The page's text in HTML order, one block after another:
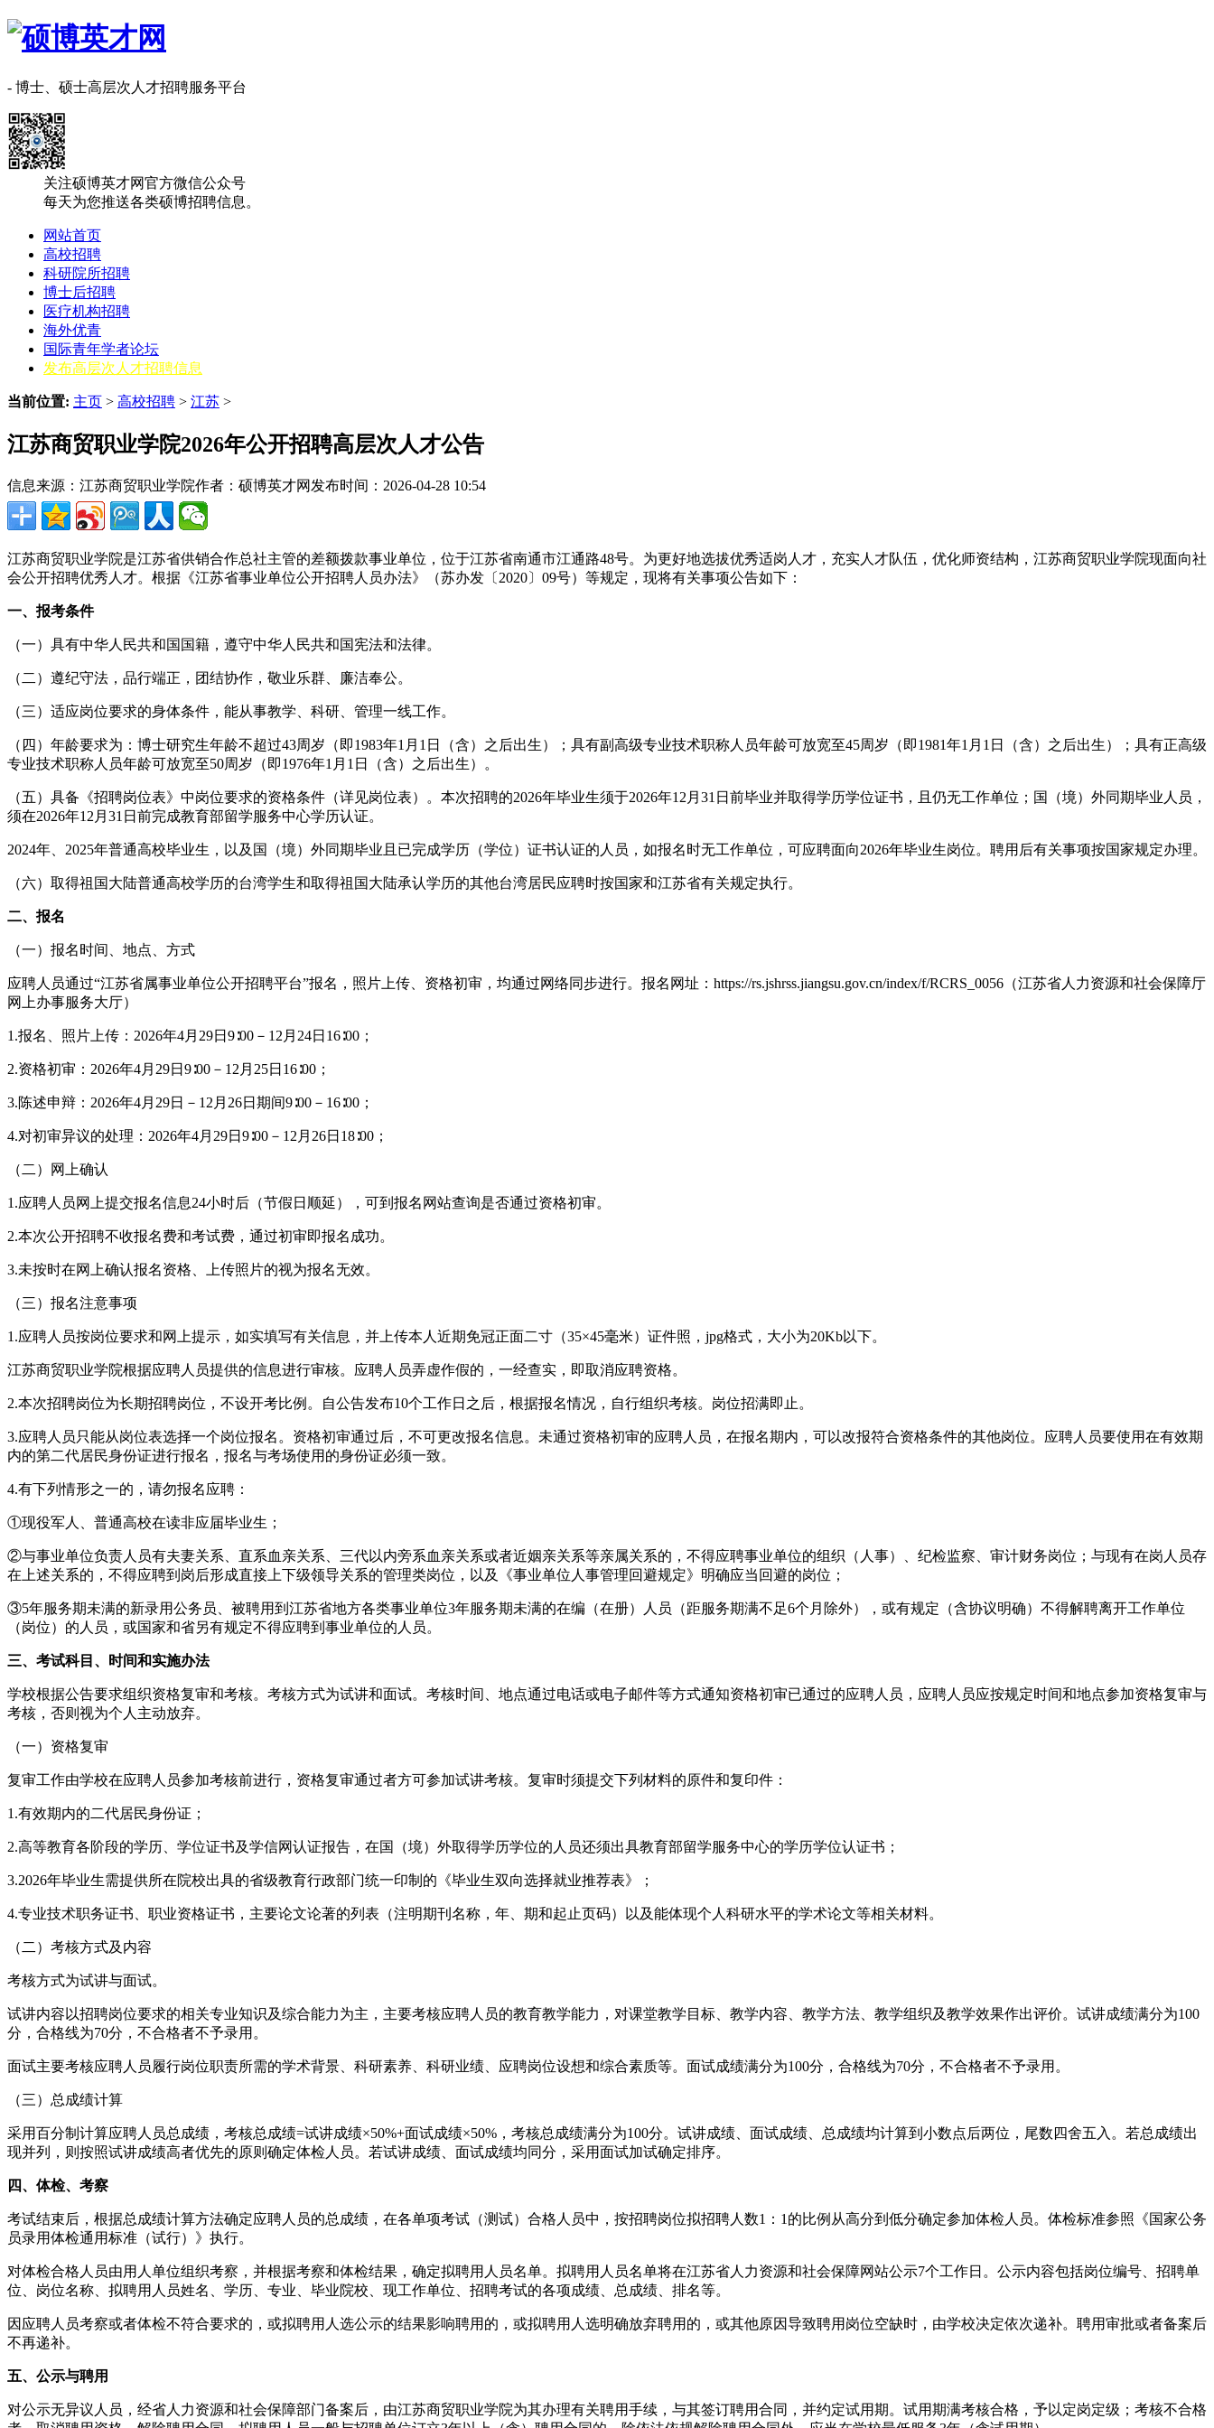
- 博士、硕士高层次人才招聘服务平台
关注硕博英才网官方微信公众号
每天为您推送各类硕博招聘信息。
网站首页
高校招聘
科研院所招聘
博士后招聘
医疗机构招聘
海外优青
国际青年学者论坛
发布高层次人才招聘信息
当前位置: 主页 > 高校招聘 > 江苏 >
江苏商贸职业学院2026年公开招聘高层次人才公告
信息来源：江苏商贸职业学院作者：硕博英才网 发布时间：2026-04-28 10:54
江苏商贸职业学院是江苏省供销合作总社主管的差额拨款事业单位，位于江苏省南通市江通路48号。为更好地选拔优秀适岗人才，充实人才队伍，优化师资结构，江苏商贸职业学院现面向社
会公开招聘优秀人才。根据《江苏省事业单位公开招聘人员办法》（苏办发〔2020〕09号）等规定，现将有关事项公告如下：
一、报考条件
（一）具有中华人民共和国国籍，遵守中华人民共和国宪法和法律。
（二）遵纪守法，品行端正，团结协作，敬业乐群、廉洁奉公。
（三）适应岗位要求的身体条件，能从事教学、科研、管理一线工作。
（四）年龄要求为：博士研究生年龄不超过43周岁（即1983年1月1日（含）之后出生）；具有副高级专业技术职称人员年龄可放宽至45周岁（即1981年1月1日（含）之后出生）；具有正高级
专业技术职称人员年龄可放宽至50周岁（即1976年1月1日（含）之后出生）。
（五）具备《招聘岗位表》中岗位要求的资格条件（详见岗位表）。本次招聘的2026年毕业生须于2026年12月31日前毕业并取得学历学位证书，且仍无工作单位；国（境）外同期毕业人员，
须在2026年12月31日前完成教育部留学服务中心学历认证。
2024年、2025年普通高校毕业生，以及国（境）外同期毕业且已完成学历（学位）证书认证的人员，如报名时无工作单位，可应聘面向2026年毕业生岗位。聘用后有关事项按国家规定办理。
（六）取得祖国大陆普通高校学历的台湾学生和取得祖国大陆承认学历的其他台湾居民应聘时按国家和江苏省有关规定执行。
二、报名
（一）报名时间、地点、方式
应聘人员通过“江苏省属事业单位公开招聘平台”报名，照片上传、资格初审，均通过网络同步进行。报名网址：https://rs.jshrss.jiangsu.gov.cn/index/f/RCRS_0056（江苏省人力资源和社会保障厅
网上办事服务大厅）
1.报名、照片上传：2026年4月29日9∶00－12月24日16∶00；
2.资格初审：2026年4月29日9∶00－12月25日16∶00；
3.陈述申辩：2026年4月29日－12月26日期间9∶00－16∶00；
4.对初审异议的处理：2026年4月29日9∶00－12月26日18∶00；
（二）网上确认
1.应聘人员网上提交报名信息24小时后（节假日顺延），可到报名网站查询是否通过资格初审。
2.本次公开招聘不收报名费和考试费，通过初审即报名成功。
3.未按时在网上确认报名资格、上传照片的视为报名无效。
（三）报名注意事项
1.应聘人员按岗位要求和网上提示，如实填写有关信息，并上传本人近期免冠正面二寸（35×45毫米）证件照，jpg格式，大小为20Kb以下。
江苏商贸职业学院根据应聘人员提供的信息进行审核。应聘人员弄虚作假的，一经查实，即取消应聘资格。
2.本次招聘岗位为长期招聘岗位，不设开考比例。自公告发布10个工作日之后，根据报名情况，自行组织考核。岗位招满即止。
3.应聘人员只能从岗位表选择一个岗位报名。资格初审通过后，不可更改报名信息。未通过资格初审的应聘人员，在报名期内，可以改报符合资格条件的其他岗位。应聘人员要使用在有效期
内的第二代居民身份证进行报名，报名与考场使用的身份证必须一致。
4.有下列情形之一的，请勿报名应聘：
①现役军人、普通高校在读非应届毕业生；
②与事业单位负责人员有夫妻关系、直系血亲关系、三代以内旁系血亲关系或者近姻亲关系等亲属关系的，不得应聘事业单位的组织（人事）、纪检监察、审计财务岗位；与现有在岗人员存
在上述关系的，不得应聘到岗后形成直接上下级领导关系的管理类岗位，以及《事业单位人事管理回避规定》明确应当回避的岗位；
③5年服务期未满的新录用公务员、被聘用到江苏省地方各类事业单位3年服务期未满的在编（在册）人员（距服务期满不足6个月除外），或有规定（含协议明确）不得解聘离开工作单位
（岗位）的人员，或国家和省另有规定不得应聘到事业单位的人员。
三、考试科目、时间和实施办法
学校根据公告要求组织资格复审和考核。考核方式为试讲和面试。考核时间、地点通过电话或电子邮件等方式通知资格初审已通过的应聘人员，应聘人员应按规定时间和地点参加资格复审与
考核，否则视为个人主动放弃。
（一）资格复审
复审工作由学校在应聘人员参加考核前进行，资格复审通过者方可参加试讲考核。复审时须提交下列材料的原件和复印件：
1.有效期内的二代居民身份证；
2.高等教育各阶段的学历、学位证书及学信网认证报告，在国（境）外取得学历学位的人员还须出具教育部留学服务中心的学历学位认证书；
3.2026年毕业生需提供所在院校出具的省级教育行政部门统一印制的《毕业生双向选择就业推荐表》；
4.专业技术职务证书、职业资格证书，主要论文论著的列表（注明期刊名称，年、期和起止页码）以及能体现个人科研水平的学术论文等相关材料。
（二）考核方式及内容
考核方式为试讲与面试。
试讲内容以招聘岗位要求的相关专业知识及综合能力为主，主要考核应聘人员的教育教学能力，对课堂教学目标、教学内容、教学方法、教学组织及教学效果作出评价。试讲成绩满分为100
分，合格线为70分，不合格者不予录用。
面试主要考核应聘人员履行岗位职责所需的学术背景、科研素养、科研业绩、应聘岗位设想和综合素质等。面试成绩满分为100分，合格线为70分，不合格者不予录用。
（三）总成绩计算
采用百分制计算应聘人员总成绩，考核总成绩=试讲成绩×50%+面试成绩×50%，考核总成绩满分为100分。试讲成绩、面试成绩、总成绩均计算到小数点后两位，尾数四舍五入。若总成绩出
现并列，则按照试讲成绩高者优先的原则确定体检人员。若试讲成绩、面试成绩均同分，采用面试加试确定排序。
四、体检、考察
考试结束后，根据总成绩计算方法确定应聘人员的总成绩，在各单项考试（测试）合格人员中，按招聘岗位拟招聘人数1：1的比例从高分到低分确定参加体检人员。体检标准参照《国家公务
员录用体检通用标准（试行）》执行。
对体检合格人员由用人单位组织考察，并根据考察和体检结果，确定拟聘用人员名单。拟聘用人员名单将在江苏省人力资源和社会保障网站公示7个工作日。公示内容包括岗位编号、招聘单
位、岗位名称、拟聘用人员姓名、学历、专业、毕业院校、现工作单位、招聘考试的各项成绩、总成绩、排名等。
因应聘人员考察或者体检不符合要求的，或拟聘用人选公示的结果影响聘用的，或拟聘用人选明确放弃聘用的，或其他原因导致聘用岗位空缺时，由学校决定依次递补。聘用审批或者备案后
不再递补。
五、公示与聘用
对公示无异议人员，经省人力资源和社会保障部门备案后，由江苏商贸职业学院为其办理有关聘用手续，与其签订聘用合同，并约定试用期。试用期满考核合格，予以定岗定级；考核不合格